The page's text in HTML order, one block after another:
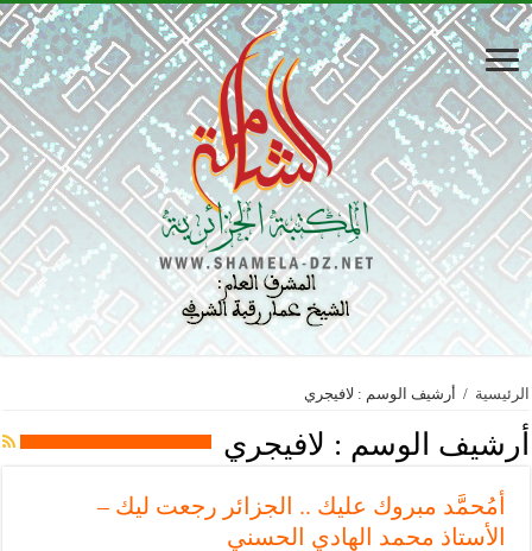
الرئيسية / أرشيف الوسم : لافيجري
أرشيف الوسم : لافيجري
أمُحمَّد مبروك عليك .. الجزائر رجعت ليك –
الأستاذ محمد الهادي الحسني